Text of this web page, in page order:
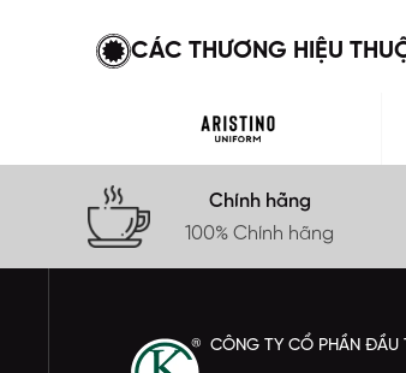
CÁC THƯƠNG HIỆU
Chính hãng
100% Chính hãng
CÔNG TY CỔ PHẦN ĐẦU